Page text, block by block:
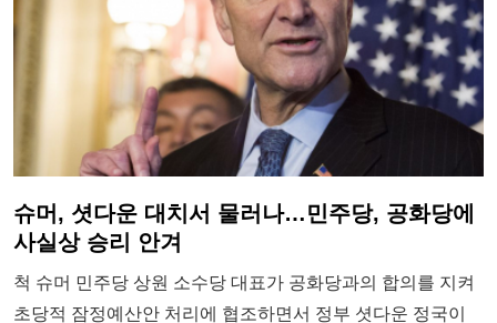
슈머, 셧다운 대치서 물러나…민주당, 공화당에
사실상 승리 안겨
척 슈머 민주당 상원 소수당 대표가 공화당과의 합의를 지켜
초당적 잠정예산안 처리에 협조하면서 정부 셧다운 정국이